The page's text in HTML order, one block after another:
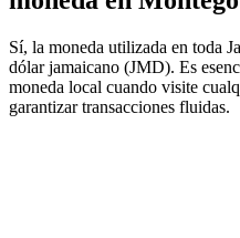
Sí, la moneda utilizada en toda
dólar jamaicano (JMD). Es
moneda local cuando visite
garantizar transacciones fluidas.